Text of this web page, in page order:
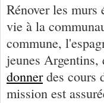
Rénover les
vie à la
commune,
jeunes
donnerdes cours
mission est